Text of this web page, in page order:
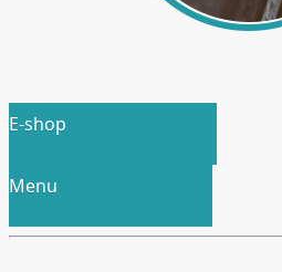
E-shop
Menu